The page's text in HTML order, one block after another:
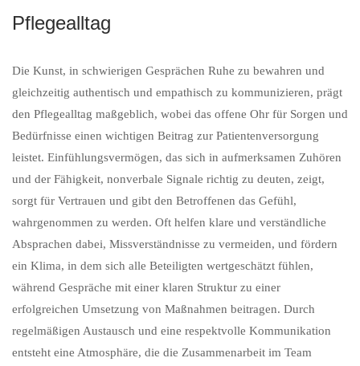
Pflegealltag
Die Kunst, in schwierigen Gesprächen Ruhe zu bewahren und
gleichzeitig authentisch und empathisch zu kommunizieren, prägt
den Pflegealltag maßgeblich, wobei das offene Ohr für Sorgen und
Bedürfnisse einen wichtigen Beitrag zur Patientenversorgung
leistet. Einfühlungsvermögen, das sich in aufmerksamen Zuhören
und der Fähigkeit, nonverbale Signale richtig zu deuten, zeigt,
sorgt für Vertrauen und gibt den Betroffenen das Gefühl,
wahrgenommen zu werden. Oft helfen klare und verständliche
Absprachen dabei, Missverständnisse zu vermeiden, und fördern
ein Klima, in dem sich alle Beteiligten wertgeschätzt fühlen,
während Gespräche mit einer klaren Struktur zu einer
erfolgreichen Umsetzung von Maßnahmen beitragen. Durch
regelmäßigen Austausch und eine respektvolle Kommunikation
entsteht eine Atmosphäre, die die Zusammenarbeit im Team